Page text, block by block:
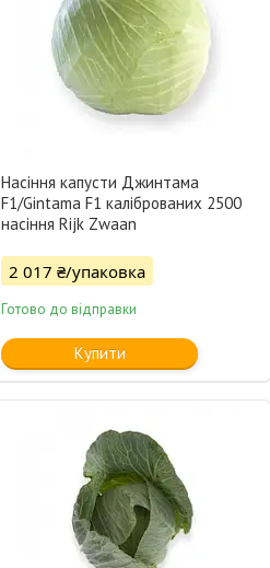
Насіння капусти Джинтама
F1/Gintama F1 каліброваних 2500
насіння Rijk Zwaan
2 017 ₴/упаковка
Готово до відправки
Купити